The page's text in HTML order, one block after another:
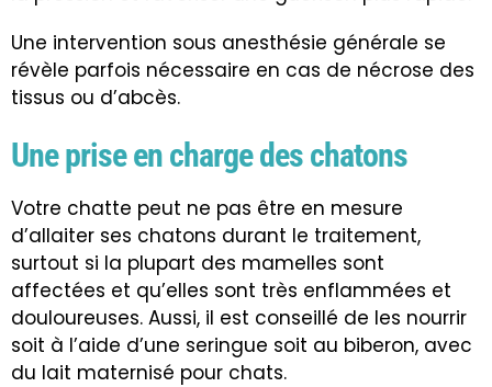
Une intervention sous anesthésie générale se
révèle parfois nécessaire en cas de nécrose des
tissus ou d’abcès.
Une prise en charge des chatons
Votre chatte peut ne pas être en mesure
d’allaiter ses chatons durant le traitement,
surtout si la plupart des mamelles sont
affectées et qu’elles sont très enflammées et
douloureuses. Aussi, il est conseillé de les nourrir
soit à l’aide d’une seringue soit au biberon, avec
du lait maternisé pour chats.